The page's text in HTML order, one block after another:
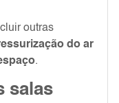
outras
do ar
.
salas